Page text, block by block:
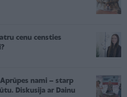
cenu censties
nami – starp
Diskusija ar Dainu